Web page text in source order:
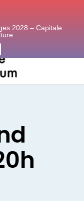
2028 – Capitale